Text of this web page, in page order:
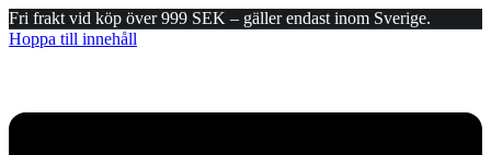
Fri frakt vid köp över 999 SEK – gäller endast inom Sverige.
Hoppa till innehåll